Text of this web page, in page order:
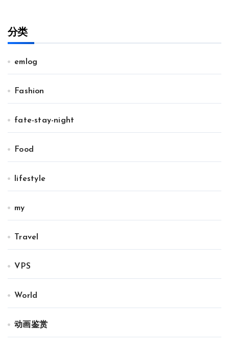
分类
emlog
Fashion
fate-stay-night
Food
lifestyle
my
Travel
VPS
World
动画鉴赏